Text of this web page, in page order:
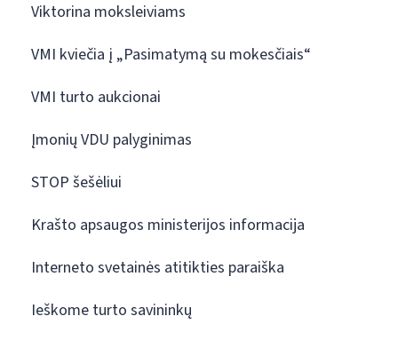
Viktorina moksleiviams
VMI kviečia į „Pasimatymą su mokesčiais“
VMI turto aukcionai
Įmonių VDU palyginimas
STOP šešėliui
Krašto apsaugos ministerijos informacija
Interneto svetainės atitikties paraiška
Ieškome turto savininkų